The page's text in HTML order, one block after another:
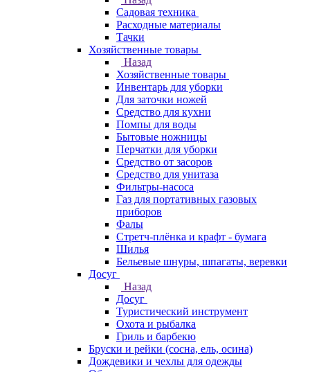
Садовая техника
Расходные материалы
Тачки
Хозяйственные товары
Назад
Хозяйственные товары
Инвентарь для уборки
Для заточки ножей
Средство для кухни
Помпы для воды
Бытовые ножницы
Перчатки для уборки
Средство от засоров
Средство для унитаза
Фильтры-насоса
Газ для портативных газовых
приборов
Фалы
Стретч-плёнка и крафт - бумага
Шилья
Бельевые шнуры, шпагаты, веревки
Досуг
Назад
Досуг
Туристический инструмент
Охота и рыбалка
Гриль и барбекю
Бруски и рейки (сосна, ель, осина)
Дождевики и чехлы для одежды